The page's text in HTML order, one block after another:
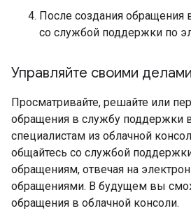
После создания обращения
со службой поддержки по
Управляйте своими делами
Просматривайте, решайте или
обращения в службу
специалистам из облачной
общайтесь со службой
обращениям, отвечая на
обращениями. В будущем вы
обращения в облачной консоли.